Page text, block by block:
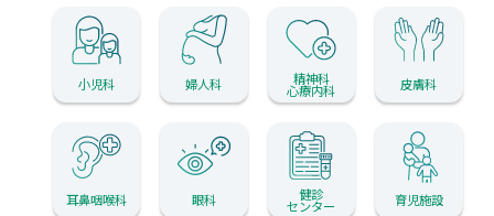
小児科 婦人科 精神科
心療内科 皮膚科
耳鼻咽喉科 眼科 健診
センター 育児施設